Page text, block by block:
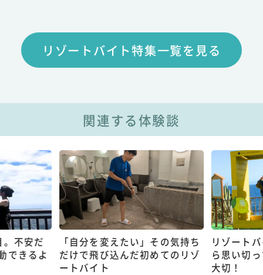
リゾートバイト特集一覧を見る
関連する体験談
不安だ
できるよ
「自分を変えたい」その気持ち
だけで飛び込んだ初めてのリゾ
ートバイト
リゾート
ら思い切
大切！